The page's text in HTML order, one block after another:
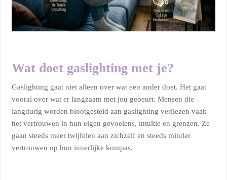
Wat doet gaslighting met je?
Gaslighting gaat niet alleen over wat een ander doet. Het gaat
vooral over wat er langzaam met jou gebeurt. Mensen die
langdurig worden blootgesteld aan gaslighting verliezen vaak
het vertrouwen in hun eigen gevoelens, intuïtie en grenzen. Ze
gaan steeds meer twijfelen aan zichzelf en steeds minder
vertrouwen op hun innerlijke kompas.